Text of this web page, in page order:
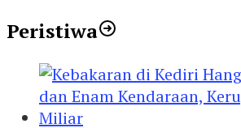
Peristiwa